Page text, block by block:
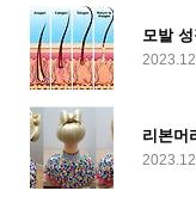
리본머